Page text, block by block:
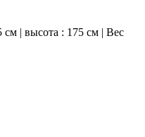
| высота : 175 см | Вес